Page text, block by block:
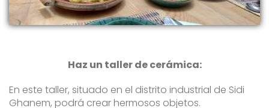
Haz un taller de cerámica:
En este taller, situado en el distrito industrial de Sidi
Ghanem, podrá crear hermosos objetos.